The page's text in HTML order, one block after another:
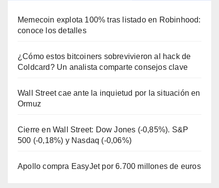
Memecoin explota 100% tras listado en Robinhood:
conoce los detalles
¿Cómo estos bitcoiners sobrevivieron al hack de
Coldcard? Un analista comparte consejos clave
Wall Street cae ante la inquietud por la situación en
Ormuz
Cierre en Wall Street: Dow Jones (-0,85%). S&P
500 (-0,18%) y Nasdaq (-0,06%)
Apollo compra EasyJet por 6.700 millones de euros